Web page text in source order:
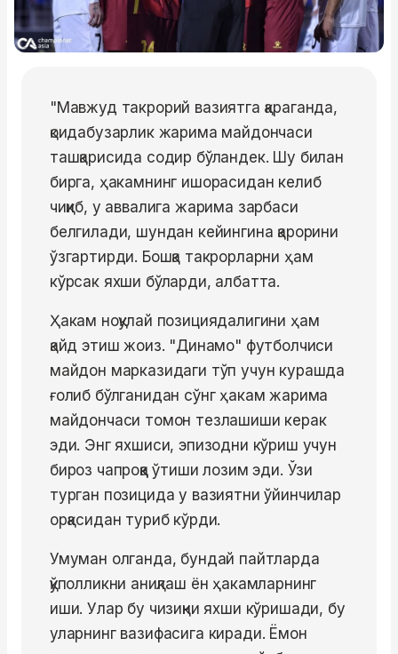
"Мавжуд такрорий вазиятга қараганда,
қоидабузарлик жарима майдончаси
ташқарисида содир бўландек. Шу билан
бирга, ҳакамнинг ишорасидан келиб
чиқиб, у аввалига жарима зарбаси
белгилади, шундан кейингина қарорини
ўзгартирди. Бошқа такрорларни ҳам
кўрсак яхши бўларди, албатта.
Ҳакам ноқулай позициядалигини ҳам
қайд этиш жоиз. "Динамо" футболчиси
майдон марказидаги тўп учун курашда
ғолиб бўлганидан сўнг ҳакам жарима
майдончаси томон тезлашиши керак
эди. Энг яхшиси, эпизодни кўриш учун
бироз чапроққа ўтиши лозим эди. Ўзи
турган позицида у вазиятни ўйинчилар
орқасидан туриб кўрди.
Умуман олганда, бундай пайтларда
қўполликни аниқлаш ён ҳакамларнинг
иши. Улар бу чизиқни яхши кўришади, бу
уларнинг вазифасига киради. Ёмон